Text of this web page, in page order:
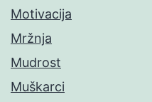
Motivacija
Mržnja
Mudrost
Muškarci